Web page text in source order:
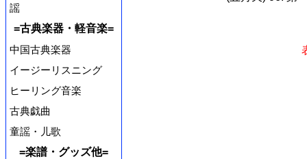
謡
=古典楽器・軽音楽=
中国古典楽器
イージーリスニング
ヒーリング音楽
古典戯曲
童謡・儿歌
=楽譜・グッズ他=